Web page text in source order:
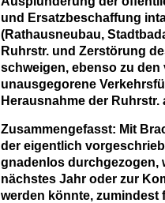
und Ersatzbeschaffung
(Rathausneubau,
Ruhrstr. und Zerstörung
schweigen, ebenso zu
unausgegorene
Herausnahme der
Zusammengefasst: Mit
der eigentlich
gnadenlos durchgezogen,
nächstes Jahr oder zur
werden könnte, zumindest